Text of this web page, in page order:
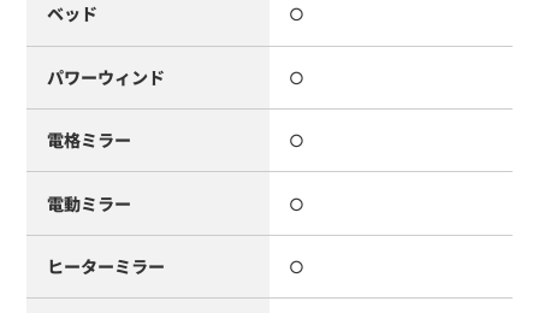
ベッド ○
パワーウィンド ○
電格ミラー ○
電動ミラー ○
ヒーターミラー ○